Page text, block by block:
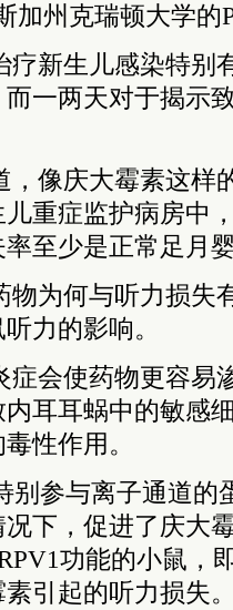
加州克瑞顿大学的
疗新生儿感染特别
一两天对于揭示
，像庆大霉素这样
重症监护病房中
至少是正常足月
为何与听力损失
力的影响。
症会使药物更容易
耳耳蜗中的敏感
性作用。
别参与离子通道的
下，促进了庆大
功能的小鼠，
引起的听力损失